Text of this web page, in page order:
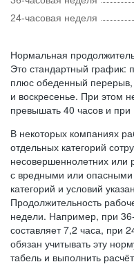
24-часовая неделя
Нормальная
Это стандартный график:
плюс обеденный
и воскресенье. При этом
превышать 40 часов и
В некоторых компаниях
отдельных категорий
несовершеннолетних или
с вредными или
категорий и условий
Продолжительность
недели. Например, при
составляет 7,2 часа, при
обязан учитывать эту
табель и выполнить